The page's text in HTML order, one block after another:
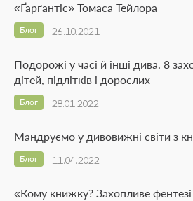
«Ґарґантіс» Томаса Тейлора
26.10.2021
Блог
Подорожі у часі й інші дива. 8
дітей, підлітків і дорослих
28.01.2022
Блог
Мандруємо у дивовижні світи з
11.04.2022
Блог
«Кому книжку? Захопливе фентезі